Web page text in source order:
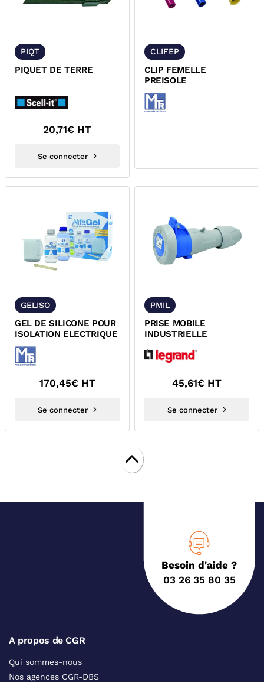
PIQT
PIQUET DE TERRE
20,71€ HT
Se connecter
CLIFEP
CLIP FEMELLE
PREISOLE
GELISO
GEL DE SILICONE POUR
ISOLATION ELECTRIQUE
170,45€ HT
Se connecter
PMIL
PRISE MOBILE
INDUSTRIELLE
45,61€ HT
Se connecter
Besoin d'aide ?
03 26 35 80 35
A propos de CGR
Qui sommes-nous
Nos agences CGR-DBS